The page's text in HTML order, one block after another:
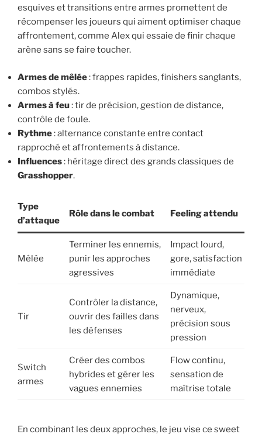
esquives et transitions entre armes promettent de
récompenser les joueurs qui aiment optimiser chaque
affrontement, comme Alex qui essaie de finir chaque
arène sans se faire toucher.
Armes de mêlée: frappes rapides, finishers sanglants,
combos stylés.
Armes à feu: tir de précision, gestion de distance,
contrôle de foule.
Rythme: alternance constante entre contact
rapproché et affrontements à distance.
Influences: héritage direct des grands classiques de
Grasshopper.
Type
d’attaque
Rôle dans le combat Feeling attendu
Mêlée
Terminer les ennemis,
punir les approches
agressives
Impact lourd,
gore, satisfaction
immédiate
Tir
Contrôler la distance,
ouvrir des failles dans
les défenses
Dynamique,
nerveux,
précision sous
pression
Switch
armes
Créer des combos
hybrides et gérer les
vagues ennemies
Flow continu,
sensation de
maîtrise totale
En combinant les deux approches, le jeu vise ce sweet